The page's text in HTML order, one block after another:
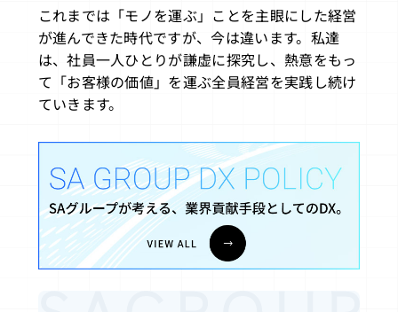
これまでは「モノを運ぶ」ことを主眼にした経営
が進んできた時代ですが、今は違います。私達
は、社員一人ひとりが謙虚に探究し、熱意をもっ
て「お客様の価値」を運ぶ全員経営を実践し続け
ていきます。